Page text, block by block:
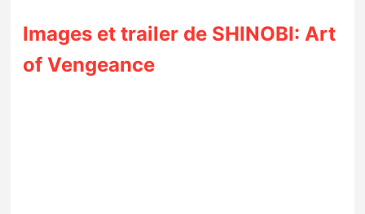
Images et trailer de SHINOBI: Art
of Vengeance